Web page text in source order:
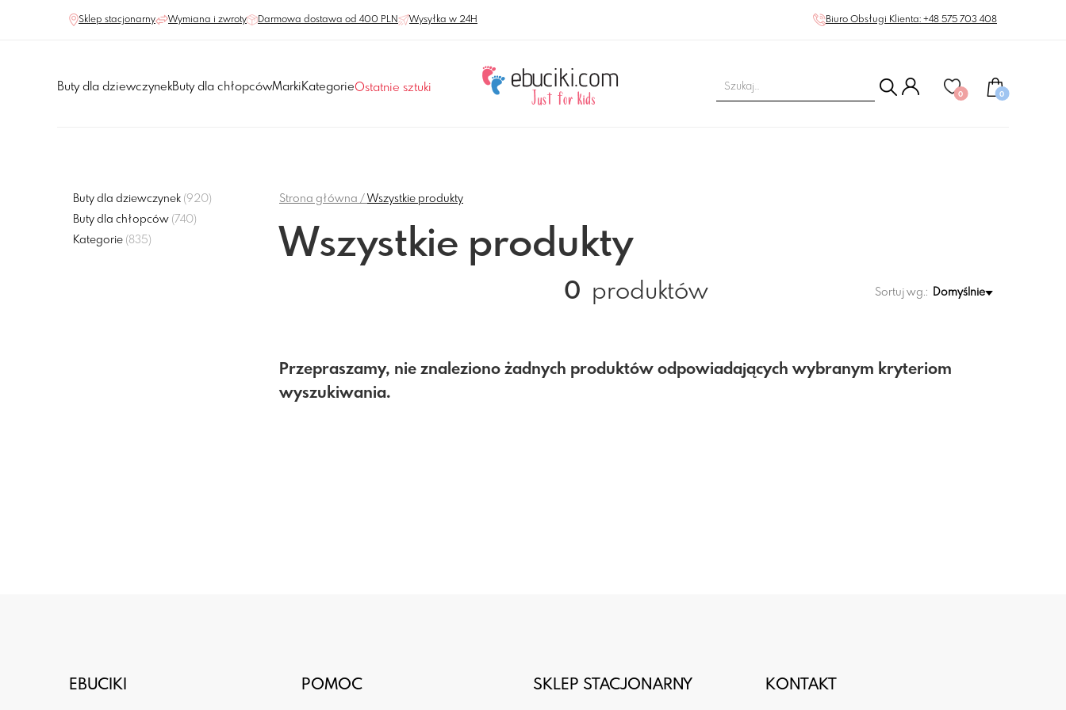
Sklep stacjonarny Wymiana i zwroty Darmowa dostawa od 400 PLN Wysyłka w 24H Biuro Obsługi Klienta: +48 575 703 408
Buty dla dziewczynekButy dla chłopcówMarkiKategorieOstatnie sztuki
0 0
Strona główna Wszystkie produkty
Wszystkie produkty
0 produktów Sortuj wg.: Domyślnie
Buty dla dziewczynek (920)
Buty dla chłopców (740)
Kategorie (835)
Przepraszamy, nie znaleziono żadnych produktów odpowiadających wybranym kryteriom
wyszukiwania.
EBUCIKI POMOC SKLEP STACJONARNY KONTAKT